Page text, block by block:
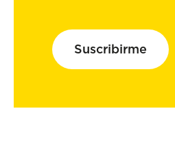
Suscribirme